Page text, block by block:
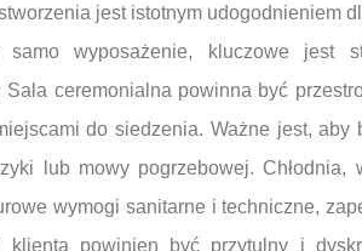
jest istotnym udogodnieniem
wyposażenie, kluczowe jest
Sala ceremonialna powinna być
do siedzenia. Ważne jest, aby
lub mowy pogrzebowej. Chłodnia,
wymogi sanitarne i techniczne,
klienta powinien być przytulny i